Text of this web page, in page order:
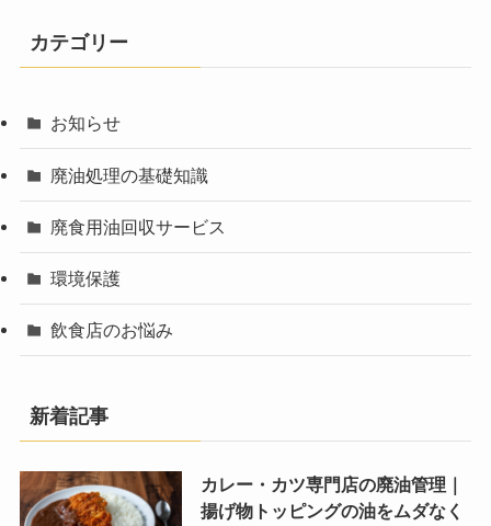
カテゴリー
お知らせ
廃油処理の基礎知識
廃食用油回収サービス
環境保護
飲食店のお悩み
新着記事
カレー・カツ専門店の廃油管理｜
揚げ物トッピングの油をムダなく